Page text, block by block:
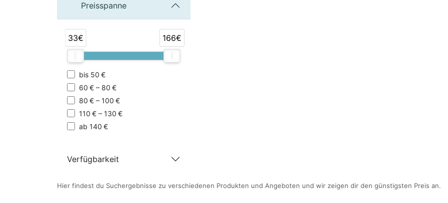
Preisspanne
33€ 166€
bis 50 €
60 € – 80 €
80 € – 100 €
110 € – 130 €
ab 140 €
Verfügbarkeit
Hier findest du Suchergebnisse zu verschiedenen Produkten und Angeboten und wir zeigen dir den günstigsten Preis an.